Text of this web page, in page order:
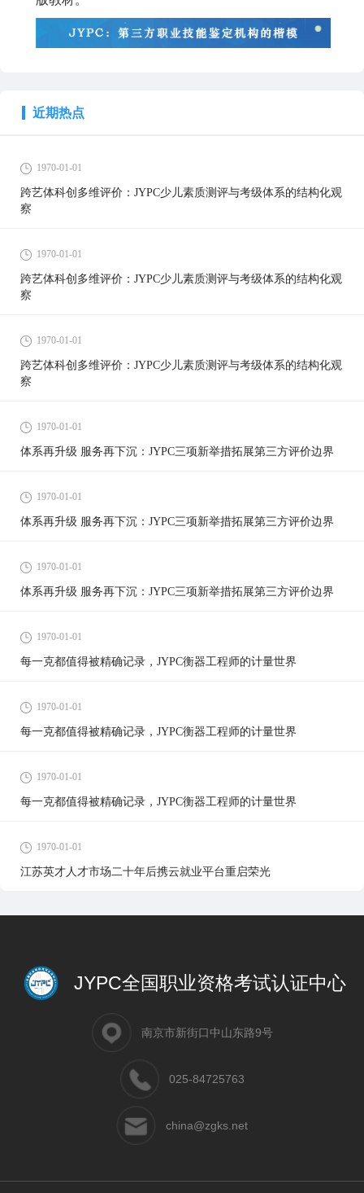
近期热点
1970-01-01
跨艺体科创多维评价：JYPC少儿素质测评与考级体系的结构化观
察
1970-01-01
跨艺体科创多维评价：JYPC少儿素质测评与考级体系的结构化观
察
1970-01-01
跨艺体科创多维评价：JYPC少儿素质测评与考级体系的结构化观
察
1970-01-01
体系再升级 服务再下沉：JYPC三项新举措拓展第三方评价边界
1970-01-01
体系再升级 服务再下沉：JYPC三项新举措拓展第三方评价边界
1970-01-01
体系再升级 服务再下沉：JYPC三项新举措拓展第三方评价边界
1970-01-01
每一克都值得被精确记录，JYPC衡器工程师的计量世界
1970-01-01
每一克都值得被精确记录，JYPC衡器工程师的计量世界
1970-01-01
每一克都值得被精确记录，JYPC衡器工程师的计量世界
1970-01-01
江苏英才人才市场二十年后携云就业平台重启荣光
JYPC全国职业资格考试认证中心
南京市新街口中山东路9号
025-84725763
china@zgks.net